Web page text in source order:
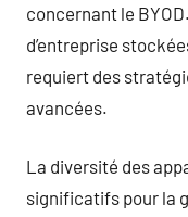
concernant le
d’entreprise
requiert des
avancées.
La diversité des
significatifs pour la